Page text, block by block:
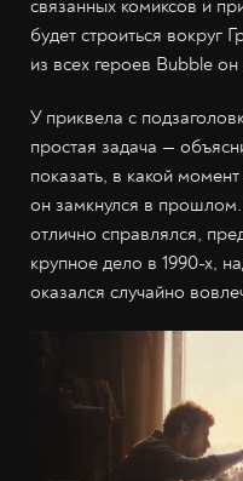
связанных комиксов и
будет строиться вокруг
из всех героев Bubble
У приквела с
простая задача —
показать, в какой
он замкнулся в
отлично справлялся,
крупное дело в 1990-х,
оказался случайно